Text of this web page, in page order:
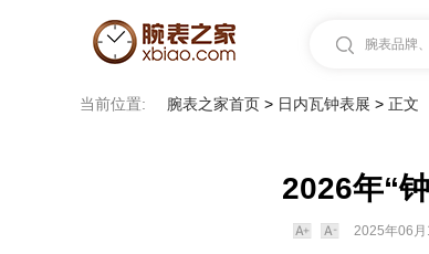
腕表品牌
当前位置: 腕表之家首页 > 日内瓦钟表展 > 正文
2026年“
2025年06